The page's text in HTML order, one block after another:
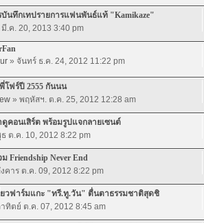
บันทึกเทปรายการแฟนพันธ์แท้ "Kamikaze"
.ค. 20, 2013 3:40 pm
» จันทร์ ธ.ค. 24, 2012 11:22 pm
โฟร์ปี 2555 กันนน
» พฤหัสฯ. ต.ค. 25, 2012 12:28 am
คอนเสิร์ต พร้อมรูปแจกลายเซนต์
ต.ค. 10, 2012 8:22 pm
Friendship Never End
คาร ต.ค. 09, 2012 8:22 pm
วฟาร์มแกะ "ทรี.ทู.วัน" ตื่นตาธรรมชาติสุดชิ
ทิตย์ ต.ค. 07, 2012 8:45 am